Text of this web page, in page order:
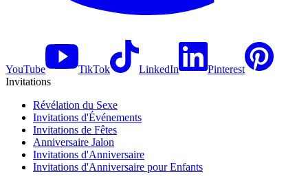
YouTube TikTok LinkedIn
Pinterest
Invitations
Révélation du Sexe
Invitations d'Événements
Invitations de Fêtes
Anniversaire Jalon
Invitations d'Anniversaire
Invitations d'Anniversaire pour Enfants